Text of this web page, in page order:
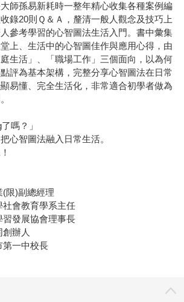
師孫易新耗時一整年精心收集各種案例編
錄20則Ｑ＆Ａ，釐清一般人觀念及技巧上
參考學習的心智圖法生活入門。書中彙集
上、生活中的心智圖佳作與應用心得，由
庭生活」、「職場工作」三個面向，以為何
評為基本架構，完整分享心智圖法在日常
易懂、完全生活化，非常適合初學者做為
嗎？」
心智圖法融入日常生活。
限)副總經理
會教育學系主任
習發展協會理事長
辦人
第一中校長